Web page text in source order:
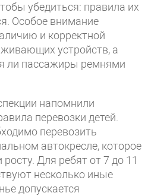
убедиться: правила их
Особое внимание
и корректной
устройств, а
ли пассажиры ремнями
напомнили
перевозки детей.
перевозить
автокресле, которое
росту. Для ребят от 7 до 11
несколько иные
допускается